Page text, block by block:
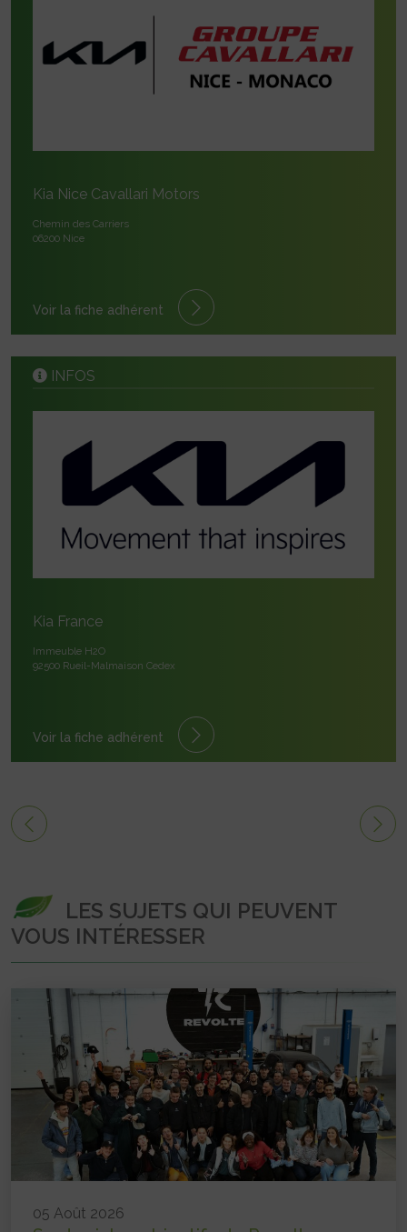
Kia Nice Cavallari Motors
Chemin des Carriers
06200 Nice
Voir la fiche adhérent
INFOS
Kia France
Immeuble H2O
92500 Rueil-Malmaison Cedex
Voir la fiche adhérent
LES SUJETS QUI PEUVENT
VOUS INTÉRESSER
05 Août 2026